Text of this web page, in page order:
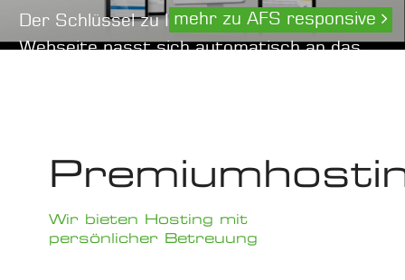
Der Schlüssel zu Ihren Kunden. Ihre
Webseite passt sich automatisch an das
mehr zu AFS responsive
Wir bieten Hosting mit
persönlicher Betreuung